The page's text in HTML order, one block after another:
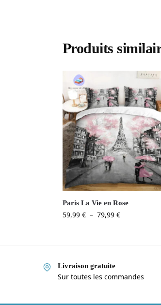
Produits
Paris La Vie en Rose
59,99 € – 79,99 €
Livraison gratuite
Sur toutes les commandes